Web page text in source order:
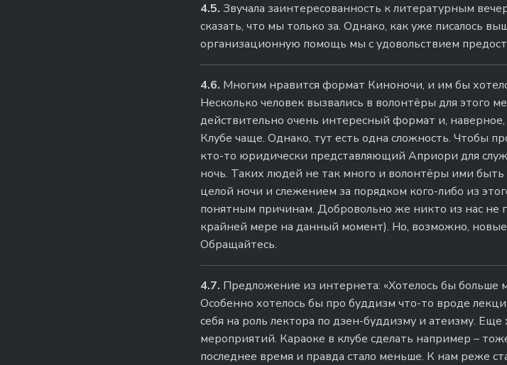
4.5. Звучала заинтересованность к литературным
сказать, что мы только за. Однако, как уже писалось
организационную помощь мы с удовольствием
4.6. Многим нравится формат Киноночи, и им бы
Несколько человек вызвались в волонтёры для этого
действительно очень интересный формат и,
Клубе чаще. Однако, тут есть одна сложность. Чтобы
кто-то юридически представляющий Априори для
ночь. Таких людей не так много и волонтёры ими
целой ночи и слежением за порядком кого-либо из
понятным причинам. Добровольно же никто из нас не
крайней мере на данный момент). Но, возможно, новые
Обращайтесь.
4.7. Предложение из интернета: «Хотелось бы больше
Особенно хотелось бы про буддизм что-то вроде
себя на роль лектора по дзен-буддизму и атеизму.
мероприятий. Караоке в клубе сделать например –
последнее время и правда стало меньше. К нам реже